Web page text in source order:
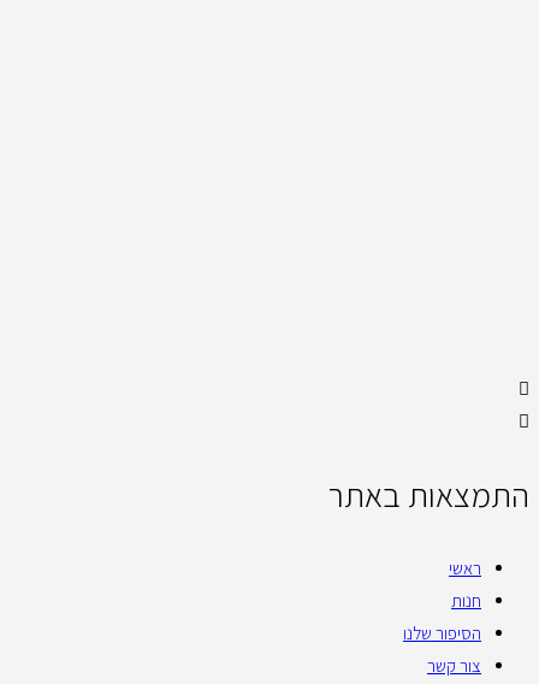
התמצאות באתר
ראשי
חנות
הסיפור שלנו
צור קשר